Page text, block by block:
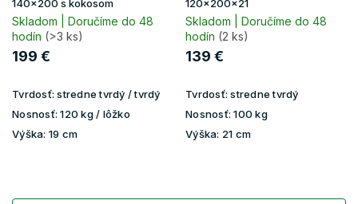
140x200 s kokosom
Skladom | Doručíme do 48
hodín (>3 ks)
199 €
Tvrdosť: stredne tvrdý / tvrdý
Nosnosť: 120 kg / lôžko
Výška: 19 cm
120x200x21
Skladom | Doručíme do 48
hodín (2 ks)
139 €
Tvrdosť: stredne tvrdý
Nosnosť: 100 kg
Výška: 21 cm